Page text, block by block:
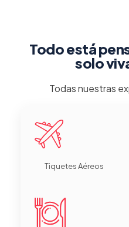
Todo está
solo
Todas nuestras
Tiquetes Aéreos